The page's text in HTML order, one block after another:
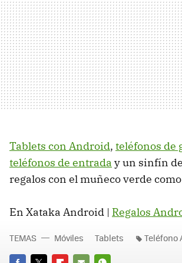
Tablets con Android, teléfonos de
teléfonos de entrada y un sinfín
regalos con el muñeco verde
En Xataka Android | Regalos
TEMAS Móviles Tablets Teléfono